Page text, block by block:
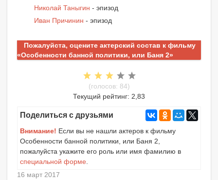
Николай Таныгин - эпизод
Иван Причинин - эпизод
Пожалуйста, оцените актерский состав к фильму
«Особенности банной политики, или Баня 2»
(голосов: 84)
Текущий рейтинг: 2,83
Поделиться с друзьями
Внимание! Если вы не нашли актеров к фильму
Особенности банной политики, или Баня 2,
пожалуйста укажите его роль или имя фамилию в
специальной форме
16 март 2017